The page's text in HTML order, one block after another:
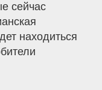
сейчас
находиться